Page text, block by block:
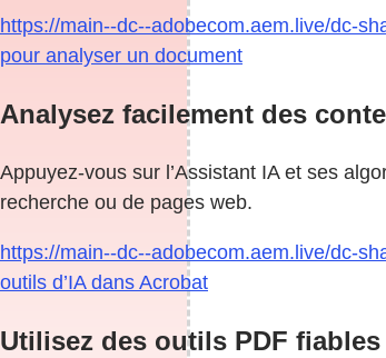
https://main--dc--adobecom.aem.live/dc-
pour analyser un document
Analysez facilement des
Appuyez-vous sur l’Assistant IA et ses
recherche ou de pages web.
https://main--dc--adobecom.aem.live/dc-
outils d’IA dans Acrobat
Utilisez des outils PDF